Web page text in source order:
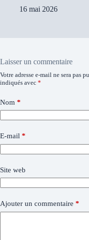
16 mai 2026
Laisser un commentaire
Votre adresse e-mail ne sera pas
indiqués avec *
Nom *
E-mail *
Site web
Ajouter un commentaire *